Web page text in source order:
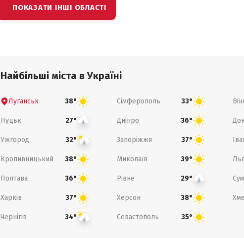
ПОКАЗАТИ ІНШІ ОБЛАСТІ
Найбільші міста в Україні
Луганськ 38° Сімферополь 33°
Луцьк 27° Дніпро 36°
Ужгород 32° Запоріжжя 37°
Кропивницький 38° Миколаїв 39°
Полтава 36° Рівне 29°
Харків 37° Херсон 38°
Чернігів 34° Севастополь 35°